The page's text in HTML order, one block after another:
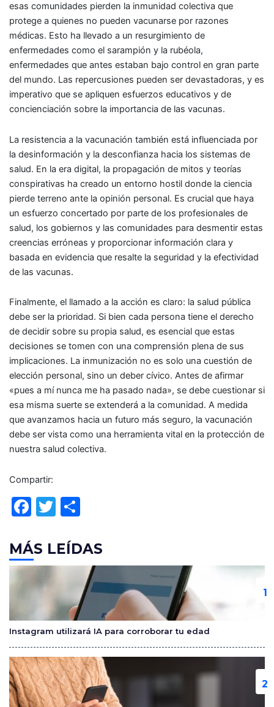
esas comunidades pierden la inmunidad colectiva que
protege a quienes no pueden vacunarse por razones
médicas. Esto ha llevado a un resurgimiento de
enfermedades como el sarampión y la rubéola,
enfermedades que antes estaban bajo control en gran parte
del mundo. Las repercusiones pueden ser devastadoras, y es
imperativo que se apliquen esfuerzos educativos y de
concienciación sobre la importancia de las vacunas.
La resistencia a la vacunación también está influenciada por
la desinformación y la desconfianza hacia los sistemas de
salud. En la era digital, la propagación de mitos y teorías
conspirativas ha creado un entorno hostil donde la ciencia
pierde terreno ante la opinión personal. Es crucial que haya
un esfuerzo concertado por parte de los profesionales de
salud, los gobiernos y las comunidades para desmentir estas
creencias erróneas y proporcionar información clara y
basada en evidencia que resalte la seguridad y la efectividad
de las vacunas.
Finalmente, el llamado a la acción es claro: la salud pública
debe ser la prioridad. Si bien cada persona tiene el derecho
de decidir sobre su propia salud, es esencial que estas
decisiones se tomen con una comprensión plena de sus
implicaciones. La inmunización no es solo una cuestión de
elección personal, sino un deber cívico. Antes de afirmar
«pues a mí nunca me ha pasado nada», se debe cuestionar si
esa misma suerte se extenderá a la comunidad. A medida
que avanzamos hacia un futuro más seguro, la vacunación
debe ser vista como una herramienta vital en la protección de
nuestra salud colectiva.
Compartir:
F
c
e
b
o
o
k
T
itt
er
m
p
ar
tir
MÁS LEÍDAS
Instagram utilizará IA para corroborar tu edad